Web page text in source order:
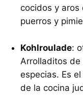
cocidos y aros
puerros y
Kohlroulade:
Arrolladitos
especias. Es el
de la cocina